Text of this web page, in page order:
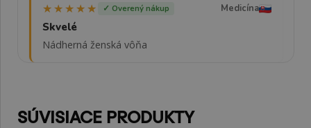
★★★★★
★★★★★ ✓ Overený nákup Medicína
Skvelé
Nádherná ženská vôňa
SÚVISIACE PRODUKTY